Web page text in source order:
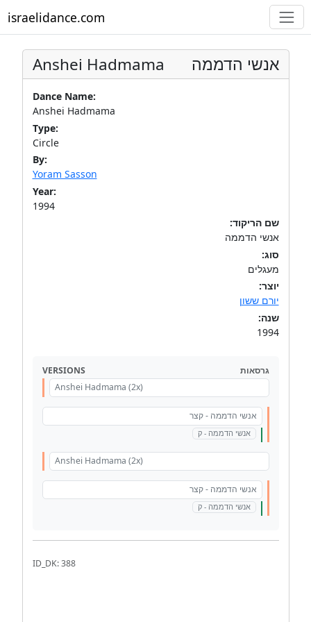
israelidance.com
Anshei Hadmama אנשי הדממה
Dance Name:
Anshei Hadmama
Type:
Circle
By:
Yoram Sasson
Year:
1994
שם הריקוד:
אנשי הדממה
סוג:
מעגלים
יוצר:
יורם ששון
שנה:
1994
VERSIONS
גרסאות
Anshei Hadmama (2x)
אנשי הדממה - קצר
אנשי הדממה - ק
Anshei Hadmama (2x)
אנשי הדממה - קצר
אנשי הדממה - ק
ID_DK: 388